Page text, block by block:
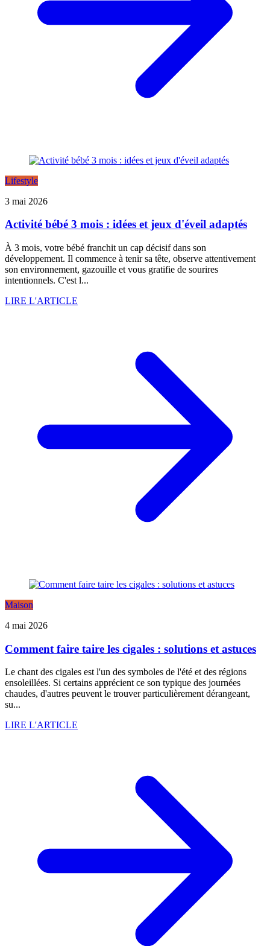
Lifestyle
3 mai 2026
Activité bébé 3 mois : idées et jeux d'éveil adaptés
À 3 mois, votre bébé franchit un cap décisif dans son
développement. Il commence à tenir sa tête, observe attentivement
son environnement, gazouille et vous gratifie de sourires
intentionnels. C'est l...
LIRE L'ARTICLE
Maison
4 mai 2026
Comment faire taire les cigales : solutions et astuces
Le chant des cigales est l'un des symboles de l'été et des régions
ensoleillées. Si certains apprécient ce son typique des journées
chaudes, d'autres peuvent le trouver particulièrement dérangeant,
su...
LIRE L'ARTICLE